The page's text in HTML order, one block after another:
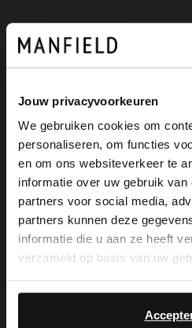
Jouw privacyvoorkeuren
We gebruiken cookies om
personaliseren, om functies
en om ons websiteverkeer te
informatie over uw gebruik
partners voor social media,
partners kunnen deze
informatie die u aan ze heeft
verzameld op basis van uw
Produktbeschreibung
Marke Manfield. Die
Produktdetails
View this website
It looks like your language
you like to switch to
English